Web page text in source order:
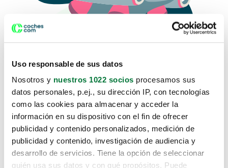
Uso responsable de sus datos
Nosotros y nuestros 1022 socios procesamos sus
datos personales, p.ej., su dirección IP, con tecnologías
como las cookies para almacenar y acceder la
información en su dispositivo con el fin de ofrecer
publicidad y contenido personalizados, medición de
publicidad y contenido, investigación de audiencia y
desarrollo de servicios. Tiene la opción de seleccionar
quién usa sus datos y con qué propósitos. Puede
Lo sentimos, no sabemos como
te hemos traido hasta aquí.
Pero puedes encontrar el coche que estás